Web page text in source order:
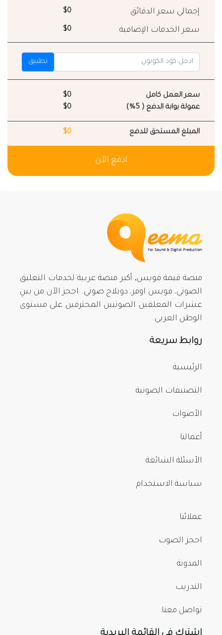
إجمالي سعر الدقائق $0
سعر الخدمات الإضافية $0
تطبيق
سعر العمل كامل
$0
عمولة بوابة الدفع ( 5%)
$0
المبلغ المستحق للدفع $0
ادفع الآن
منصة قيمة فويس, أكبر منصة عربية لخدمات التعليق
الصوتي، فويس اوفر، دوبلاج صوتي. احجز الآن من بينِ
عشرات المعلقين الصوتيين المحترفين على مستوى
الوطن العربي.
روابط سريعة
الرئيسية
التصنيفات الصوتية
الأصوات
أعمالنا
الأسئلة الشائعة
سياسة الاستخدام
عملائنا
احجز الصوت
المدونة
التدريب
تواصل معنا